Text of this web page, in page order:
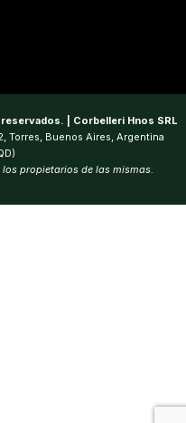
| Corbelleri Hnos SRL
Torres, Buenos Aires, Argentina
propietarios de las mismas.